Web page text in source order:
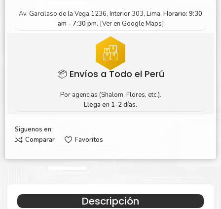
Av. Garcilaso de la Vega 1236, Interior 303, Lima. Horario: 9:30
am - 7:30 pm. [Ver en Google Maps]
📦 Envíos a Todo el Perú
Por agencias (Shalom, Flores, etc.).
Llega en 1-2 días.
Siguenos en:
Comparar
Favoritos
Descripción